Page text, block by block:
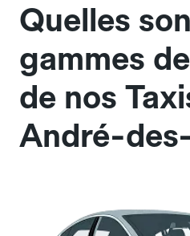
Quelles
gammes
de nos
André-